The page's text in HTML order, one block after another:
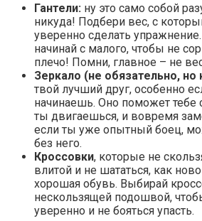
Гантели: ну это само собой
никуда! Подбери вес, с
уверенно сделать
начинай с малого, чтобы не
плечо! Помни, главное – не
Зеркало (не обязательно, но
твой лучший друг, особенно
начинаешь. Оно поможет тебе
ты двигаешься, и вовремя
если ты уже опытный боец,
без него.
Кроссовки, которые не
влитой и не шататься, как
хорошая обувь. Выбирай
нескользящей подошвой,
уверенно и не бояться упасть.